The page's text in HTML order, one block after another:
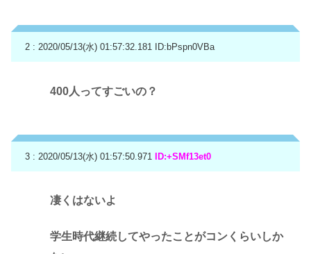
2 : 2020/05/13(水) 01:57:32.181 ID:bPspn0VBa
400人ってすごいの？
3 : 2020/05/13(水) 01:57:50.971 ID:+SMf13et0
凄くはないよ
学生時代継続してやったことがコンくらいしか